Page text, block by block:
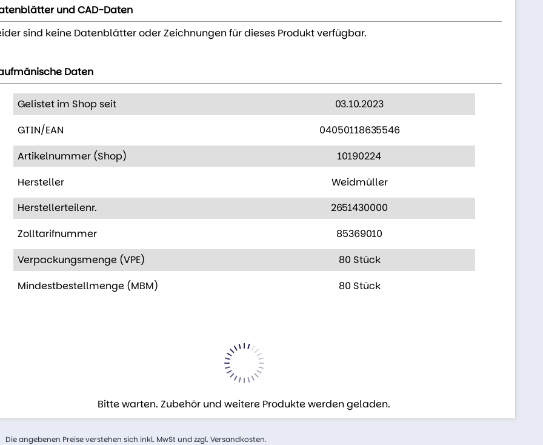
und CAD-Daten
sind keine Datenblätter oder Zeichnungen für dieses Produkt verfügbar.
Daten
Gelistet im Shop seit
03.10.2023
GTIN/EAN
04050118635546
Artikelnummer (Shop)
10190224
Hersteller
Weidmüller
Herstellerteilenr.
2651430000
Zolltarifnummer
85369010
Verpackungsmenge (VPE)
80 Stück
Mindestbestellmenge (MBM)
80 Stück
Bitte warten. Zubehör und weitere Produkte werden geladen.
Die angebenen Preise verstehen sich inkl. MwSt und zzgl. Versandkosten.